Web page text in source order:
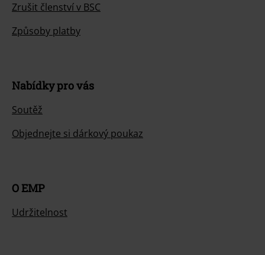
Zrušit členství v BSC
Způsoby platby
Nabídky pro vás
Soutěž
Objednejte si dárkový poukaz
O EMP
Udržitelnost